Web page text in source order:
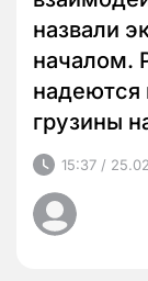
назвали
началом.
надеются
грузины
15:37 /